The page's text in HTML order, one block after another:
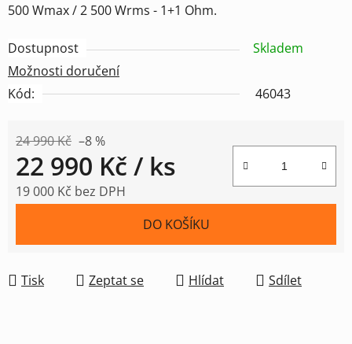
500 Wmax / 2 500 Wrms - 1+1 Ohm.
Dostupnost
Skladem
Možnosti doručení
Kód:
46043
24 990 Kč –8 %
22 990 Kč / ks
19 000 Kč bez DPH
DO KOŠÍKU
Tisk Zeptat se Hlídat Sdílet